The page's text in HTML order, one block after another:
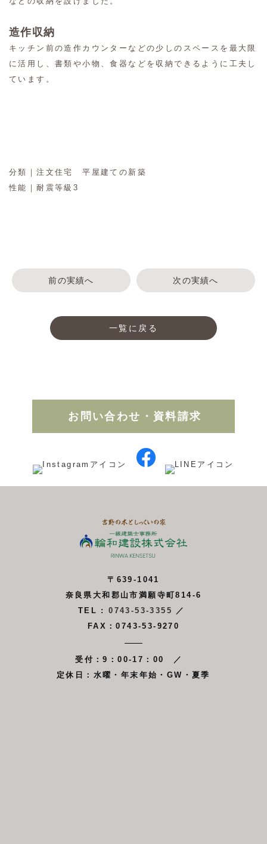
造作収納
キッチン前の造作カウンターなどの少しのスペースを最大限
に活用し、書類や小物、食器などを収納できるように工夫し
ています。
分類｜注文住宅 平屋建ての新築
性能｜耐震等級3
前の実績へ 次の実績へ
一覧に戻る
お問い合わせ・資料請求
〒639-1041
奈良県大和郡山市満願寺町814-6
TEL :0743-53-3355
／
FAX：0743-53-9270
受付：9：00-17：00 ／
定休日：水曜・年末年始・GW・夏季